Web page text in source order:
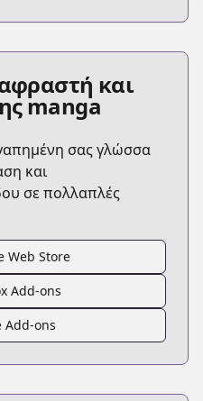
και
manga
σας γλώσσα
και
σε πολλαπλές
Web Store
Add-ons
Add-ons